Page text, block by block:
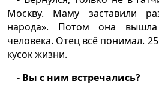
Москву. Маму заставили
народа». Потом она
человека. Отец всё понимал.
кусок жизни.
- Вы с ним встречались?